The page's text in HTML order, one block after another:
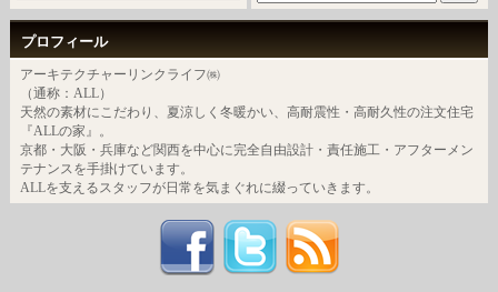
プロフィール
アーキテクチャーリンクライフ㈱
（通称：ALL）
天然の素材にこだわり、夏涼しく冬暖かい、高耐震性・高耐久性の注文住宅
『ALLの家』。
京都・大阪・兵庫など関西を中心に完全自由設計・責任施工・アフターメン
テナンスを手掛けています。
ALLを支えるスタッフが日常を気まぐれに綴っていきます。